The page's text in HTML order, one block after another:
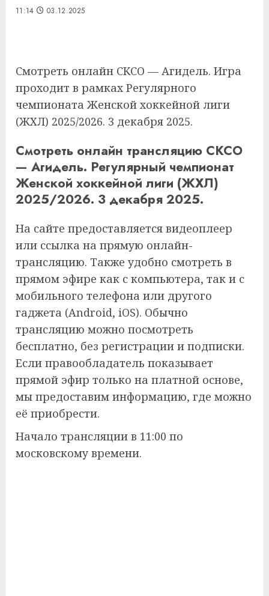
11:14 03.12.2025
Смотреть онлайн СКСО — Агидель. Игра
проходит в рамках Регулярного
чемпионата Женской хоккейной лиги
(ЖХЛ) 2025/2026. 3 декабря 2025.
Смотреть онлайн трансляцию СКСО
— Агидель. Регулярный чемпионат
Женской хоккейной лиги (ЖХЛ)
2025/2026. 3 декабря 2025.
На сайте предоставляется видеоплеер
или ссылка на прямую онлайн-
трансляцию. Также удобно смотреть в
прямом эфире как с компьютера, так и с
мобильного телефона или другого
гаджета (Android, iOS). Обычно
трансляцию можно посмотреть
бесплатно, без регистрации и подписки.
Если правообладатель показывает
прямой эфир только на платной основе,
мы предоставим информацию, где можно
её приобрести.
Начало трансляции в 11:00 по
московскому времени.